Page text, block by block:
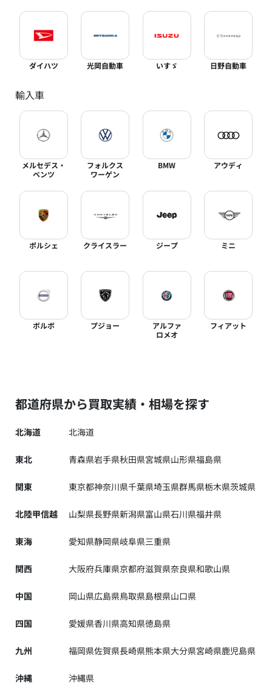
ダイハツ 光岡自動車 いすゞ 日野自動車
輸入車
メルセデス・
ベンツ
フォルクス
ワーゲン
BMW アウディ
ポルシェ クライスラー ジープ ミニ
ボルボ プジョー
アルファ
ロメオ
フィアット
都道府県から買取実績・相場を探す
北海道 北海道
東北 青森県岩手県秋田県宮城県山形県福島県
関東 東京都神奈川県千葉県埼玉県群馬県栃木県茨城県
北陸甲信越 山梨県長野県新潟県富山県石川県福井県
東海 愛知県静岡県岐阜県三重県
関西 大阪府兵庫県京都府滋賀県奈良県和歌山県
中国 岡山県広島県鳥取県島根県山口県
四国 愛媛県香川県高知県徳島県
九州 福岡県佐賀県長崎県熊本県大分県宮崎県鹿児島県
沖縄 沖縄県